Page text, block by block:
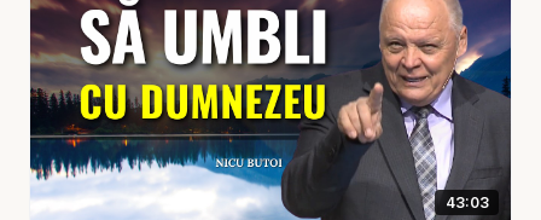
religioasă sau o emoție trăită în anumite momente
speciale. Credința practică bazată pe Biblie este
acea viață în care adevărul Scripturii coboară din
minte în inimă și apoi se vede în alegeri, în vorbire,
în caracter, în reacții și în felul concret în care omul
trăiește fiecare zi. În această predică, Lucian
Cristescu abordează una dintre cele mai necesare
43:03